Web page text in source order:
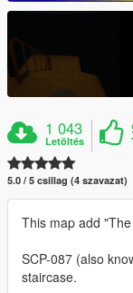
1 043
Letöltés
5.0 / 5 csillag (4 szavazat)
This map add
SCP-087 (also
staircase.